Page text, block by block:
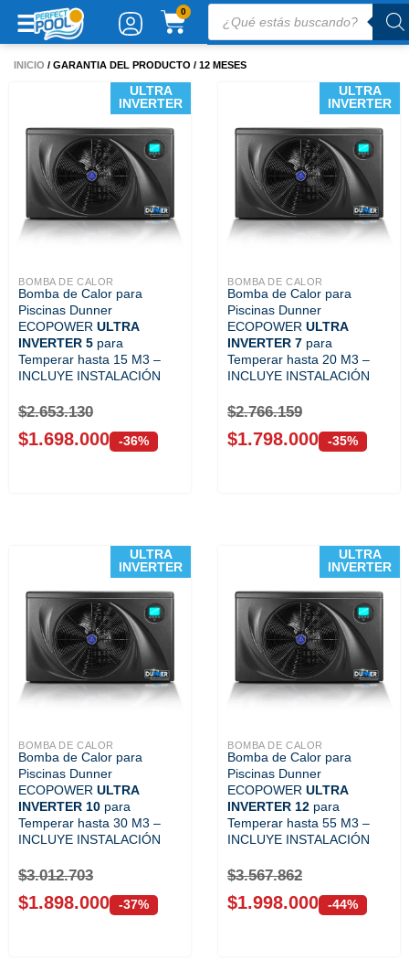
0
CARRITO
productos
INICIO / GARANTIA DEL PRODUCTO / 12 MESES
ULTRA
INVERTER
BOMBA DE CALOR
ECOPOWE...
Bomba de Calor para
Piscinas Dunner
ECOPOWER ULTRA
INVERTER 5 para
Temperar hasta 15 M3 –
INCLUYE INSTALACIÓN
$2.653.130
$1.698.000 -36%
ULTRA
INVERTER
BOMBA DE CALOR
ECOPOWE...
Bomba de Calor para
Piscinas Dunner
ECOPOWER ULTRA
INVERTER 7 para
Temperar hasta 20 M3 –
INCLUYE INSTALACIÓN
$2.766.159
$1.798.000 -35%
ULTRA
INVERTER
BOMBA DE CALOR
ECOPOWE...
Bomba de Calor para
Piscinas Dunner
ECOPOWER ULTRA
INVERTER 10 para
Temperar hasta 30 M3 –
INCLUYE INSTALACIÓN
$3.012.703
$1.898.000 -37%
ULTRA
INVERTER
BOMBA DE CALOR
ECOPOWE...
Bomba de Calor para
Piscinas Dunner
ECOPOWER ULTRA
INVERTER 12 para
Temperar hasta 55 M3 –
INCLUYE INSTALACIÓN
$3.567.862
$1.998.000 -44%